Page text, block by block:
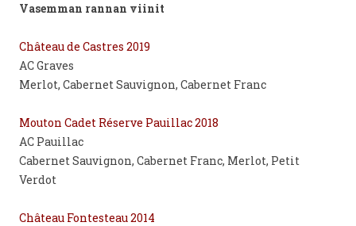
Vasemman rannan viinit
Château de Castres 2019
AC Graves
Merlot, Cabernet Sauvignon, Cabernet Franc
Mouton Cadet Réserve Pauillac 2018
AC Pauillac
Cabernet Sauvignon, Cabernet Franc, Merlot, Petit
Verdot
Château Fontesteau 2014